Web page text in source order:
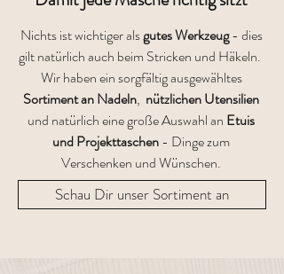
Nichts ist wichtiger alsgutes Werkzeug- dies
gilt natürlich auch beim Stricken und Häkeln.
Wir haben ein sorgfältig ausgewähltes
Sortiment an Nadeln, nützlichen Utensilien
und natürlich eine große Auswahl an Etuis
und Projekttaschen- Dinge zum
Verschenken und Wünschen.
Schau Dir unser Sortiment an